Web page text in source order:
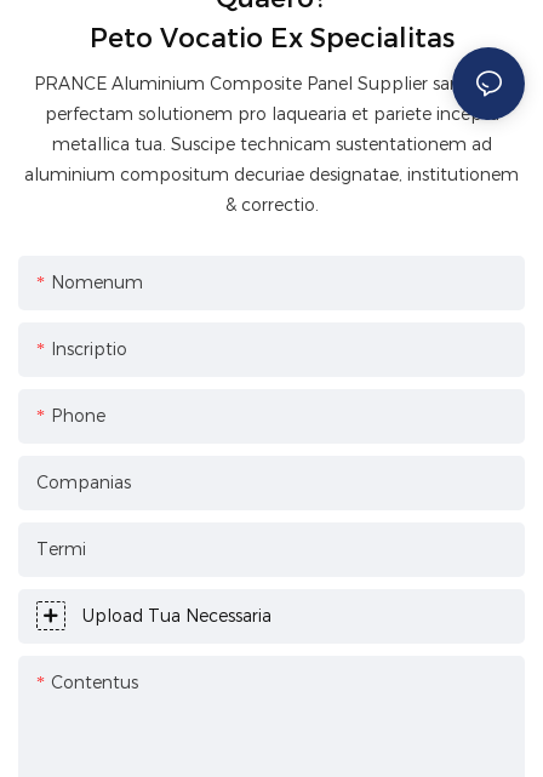
Peto Vocatio Ex Specialitas
PRANCE Aluminium Composite Panel Supplier sartorum
perfectam solutionem pro laquearia et pariete incepta
metallica tua. Suscipe technicam sustentationem ad
aluminium compositum decuriae designatae, institutionem
& correctio.
Nomenum
Inscriptio
Phone
Companias
Termi
Upload Tua Necessaria
Contentus